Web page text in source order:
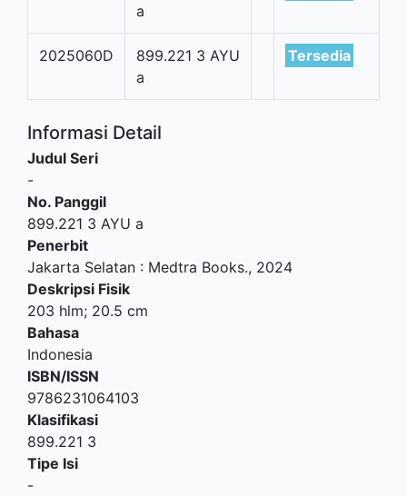
a
2025060D
899.221 3 AYU
a
Tersedia
Informasi Detail
Judul Seri
-
No. Panggil
899.221 3 AYU a
Penerbit
Jakarta Selatan : Medtra Books., 2024
Deskripsi Fisik
203 hlm; 20.5 cm
Bahasa
Indonesia
ISBN/ISSN
9786231064103
Klasifikasi
899.221 3
Tipe Isi
-